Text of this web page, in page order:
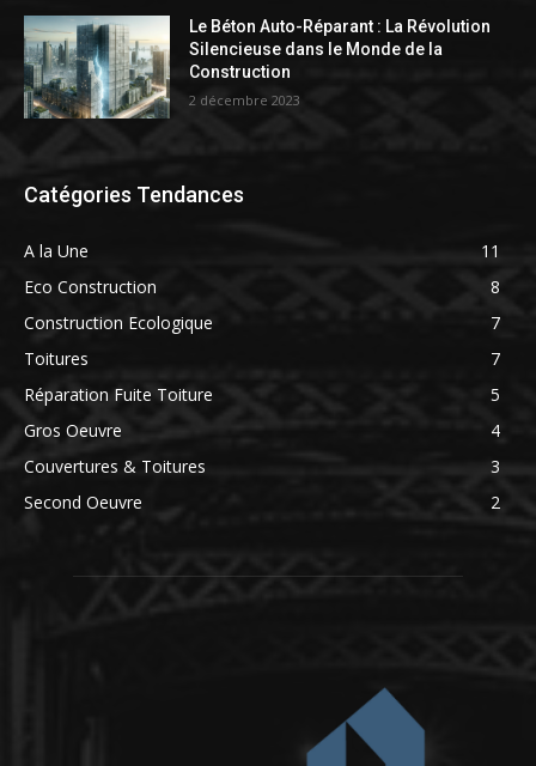
Le Béton Auto-Réparant : La Révolution
Silencieuse dans le Monde de la
Construction
2 décembre 2023
Catégories Tendances
A la Une
11
Eco Construction
8
Construction Ecologique
7
Toitures
7
Réparation Fuite Toiture
5
Gros Oeuvre
4
Couvertures & Toitures
3
Second Oeuvre
2